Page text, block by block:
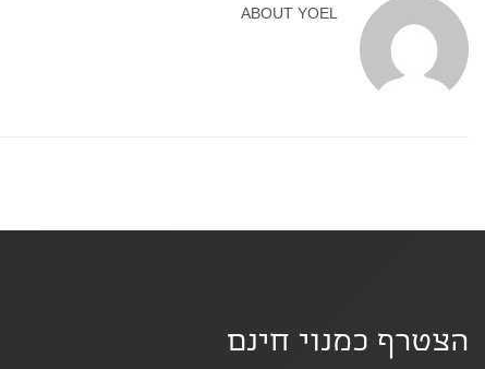
ABOUT YOEL
הצטרף כמנוי חינם